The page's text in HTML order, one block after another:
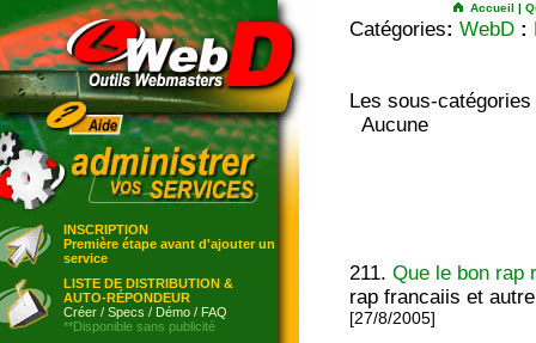
INSCRIPTION
Première étape avant d'ajouter un
service
LISTE DE DISTRIBUTION &
AUTO-RÉPONDEUR
Créer / Specs / Démo / FAQ
**Disponible sans publicité
Accueil |
Catégories: WebD :
Les sous-catégories
Aucune
211.Que le bon rap
rap francaiis et
[27/8/2005]